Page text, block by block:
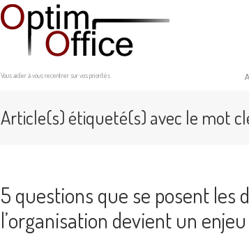
Vous aider à vous recentrer sur vos priorités
Article(s) étiqueté(s) avec le mot
5 questions que se posent les
l’organisation devient un enjeu